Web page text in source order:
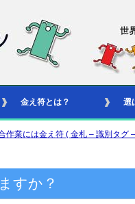
金え符とは？ 選
業には金え符 ( 金札 – 識別タグ
すか？